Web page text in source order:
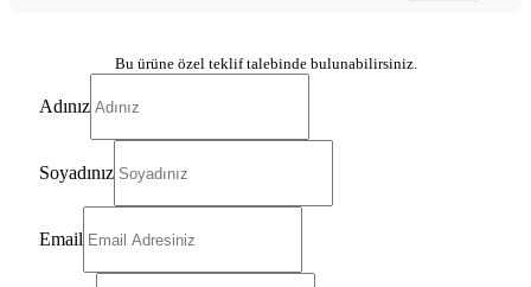
Bu ürüne özel teklif talebinde bulunabilirsiniz.
Adınız
Soyadınız
Email